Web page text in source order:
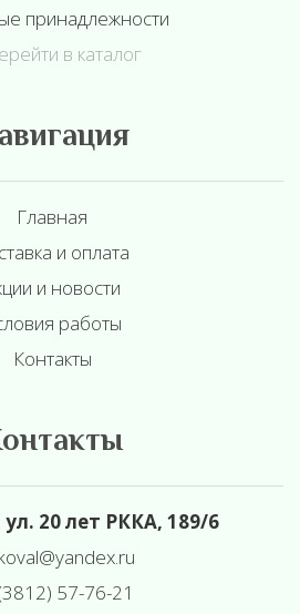
принадлежности
в каталог
Главная
и оплата
и новости
работы
Контакты
20 лет РККА, 189/6
57-76-21